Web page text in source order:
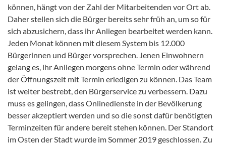
können, hängt von der Zahl der Mitarbeitenden vor Ort ab.
Daher stellen sich die Bürger bereits sehr früh an, um so für
sich abzusichern, dass ihr Anliegen bearbeitet werden kann.
Jeden Monat können mit diesem System bis 12.000
Bürgerinnen und Bürger vorsprechen. Jenen Einwohnern
gelang es, ihr Anliegen morgens ohne Termin oder während
der Öffnungszeit mit Termin erledigen zu können. Das Team
ist weiter bestrebt, den Bürgerservice zu verbessern. Dazu
muss es gelingen, dass Onlinedienste in der Bevölkerung
besser akzeptiert werden und so die sonst dafür benötigten
Terminzeiten für andere bereit stehen können. Der Standort
im Osten der Stadt wurde im Sommer 2019 geschlossen. Zu